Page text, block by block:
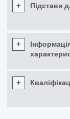
+ Підстави
+
Інформація
+